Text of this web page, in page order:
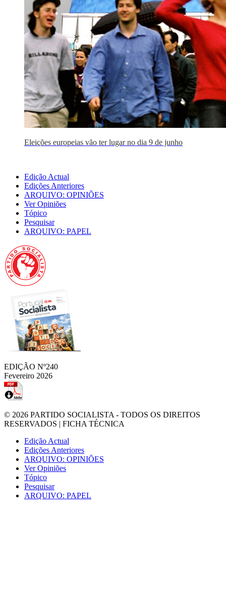
Eleições europeias vão ter lugar no dia 9 de junho
Edição Actual
Edições Anteriores
ARQUIVO: OPINIÕES
Ver Opiniões
Tópico
Pesquisar
ARQUIVO: PAPEL
EDIÇÃO Nº240
Fevereiro 2026
© 2026 PARTIDO SOCIALISTA - TODOS OS DIREITOS
RESERVADOS | FICHA TÉCNICA
Edição Actual
Edições Anteriores
ARQUIVO: OPINIÕES
Ver Opiniões
Tópico
Pesquisar
ARQUIVO: PAPEL